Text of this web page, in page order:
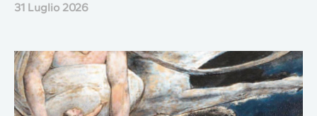
31 Luglio 2026